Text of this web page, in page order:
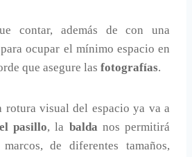
contar, además de con una
ocupar el mínimo espacio en
que asegure las fotografías.
rotura visual del espacio ya va a
pasillo, la balda nos permitirá
de diferentes tamaños,